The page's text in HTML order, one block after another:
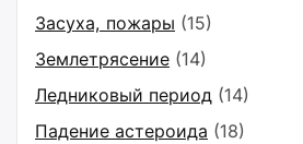
Засуха, пожары (15)
Землетрясение (14)
Ледниковый период (14)
Падение астероида (18)